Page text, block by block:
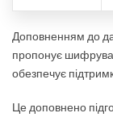
Доповненням до
пропонує
обезпечує
Це доповнено